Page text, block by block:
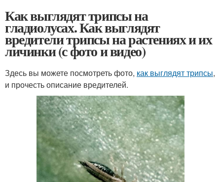
Как выглядят трипсы на
гладиолусах. Как выглядят
вредители трипсы на растениях и их
личинки (с фото и видео)
Здесь вы можете посмотреть фото, как выглядят трипсы,
и прочесть описание вредителей.